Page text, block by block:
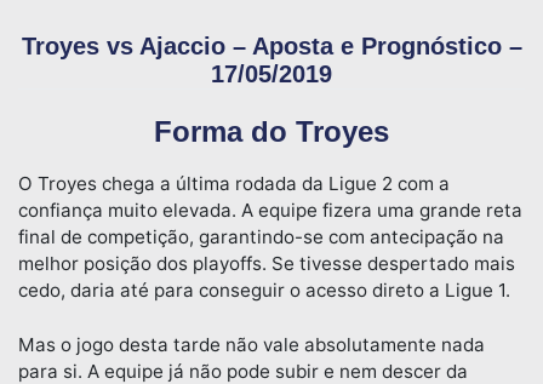
Troyes vs Ajaccio – Aposta e Prognóstico –
17/05/2019
Forma do Troyes
O Troyes chega a última rodada da Ligue 2 com a
confiança muito elevada. A equipe fizera uma grande reta
final de competição, garantindo-se com antecipação na
melhor posição dos playoffs. Se tivesse despertado mais
cedo, daria até para conseguir o acesso direto a Ligue 1.
Mas o jogo desta tarde não vale absolutamente nada
para si. A equipe já não pode subir e nem descer da